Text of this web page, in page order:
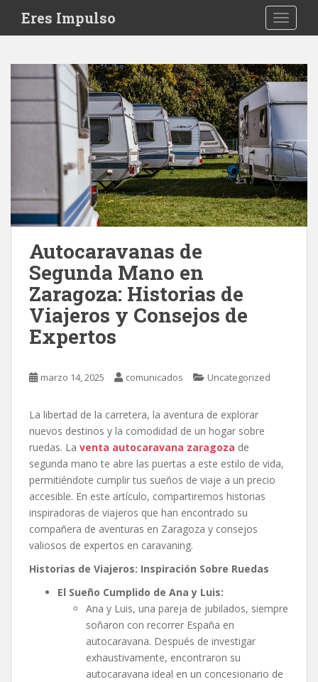
i
Eres Impulso
Autocaravanas de
Segunda Mano en
Zaragoza: Historias de
Viajeros y Consejos de
Expertos
marzo 14, 2025 comunicados Uncategorized
La libertad de la carretera, la aventura de explorar
nuevos destinos y la comodidad de un hogar sobre
ruedas. La venta autocaravana zaragoza de
segunda mano te abre las puertas a este estilo de vida,
permitiéndote cumplir tus sueños de viaje a un precio
accesible. En este artículo, compartiremos historias
inspiradoras de viajeros que han encontrado su
compañera de aventuras en Zaragoza y consejos
valiosos de expertos en caravaning.
Historias de Viajeros: Inspiración Sobre Ruedas
El Sueño Cumplido de Ana y Luis:
Ana y Luis, una pareja de jubilados, siempre
soñaron con recorrer España en
autocaravana. Después de investigar
exhaustivamente, encontraron su
autocaravana ideal en un concesionario de